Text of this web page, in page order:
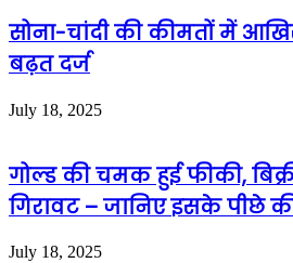
सोना-चांदी की कीमतों में
बढ़त दर्ज
July 18, 2025
गोल्ड की चमक हुई फीकी,
गिरावट – जानिए इसके पीछे
July 18, 2025